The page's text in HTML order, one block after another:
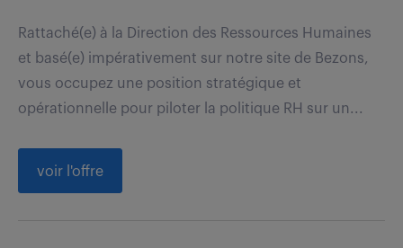
Rattaché(e) à la Direction des Ressources Humaines
et basé(e) impérativement sur notre site de Bezons,
vous occupez une position stratégique et
opérationnelle pour piloter la politique RH sur un...
voir l'offre